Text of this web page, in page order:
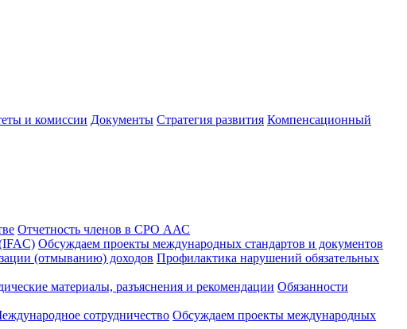
и комиссии Документы Стратегия развития Компенсационный
Отчетность членов в СРО ААС
Обсуждаем проекты международных стандартов и документов
(отмыванию) доходов Профилактика нарушений обязательных
материалы, разъяснения и рекомендации Обязанности
сотрудничество Обсуждаем проекты международных